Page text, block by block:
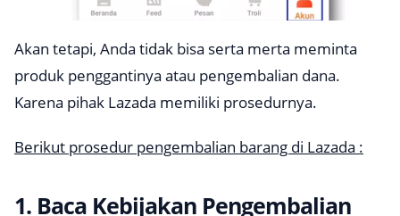
Akan tetapi, Anda tidak bisa serta merta meminta
produk penggantinya atau pengembalian dana.
Karena pihak Lazada memiliki prosedurnya.
Berikut prosedur pengembalian barang di Lazada :
1. Baca Kebijakan Pengembalian